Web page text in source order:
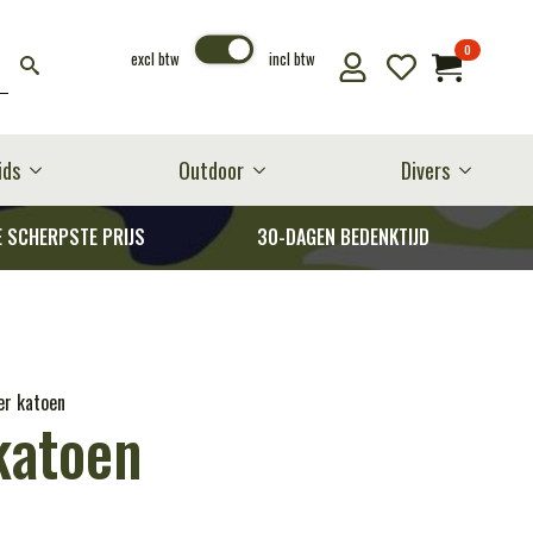
excl btw incl btw 0
Outdoor Divers
SCHERPSTE PRIJS 30-DAGEN BEDENKTIJD
katoen